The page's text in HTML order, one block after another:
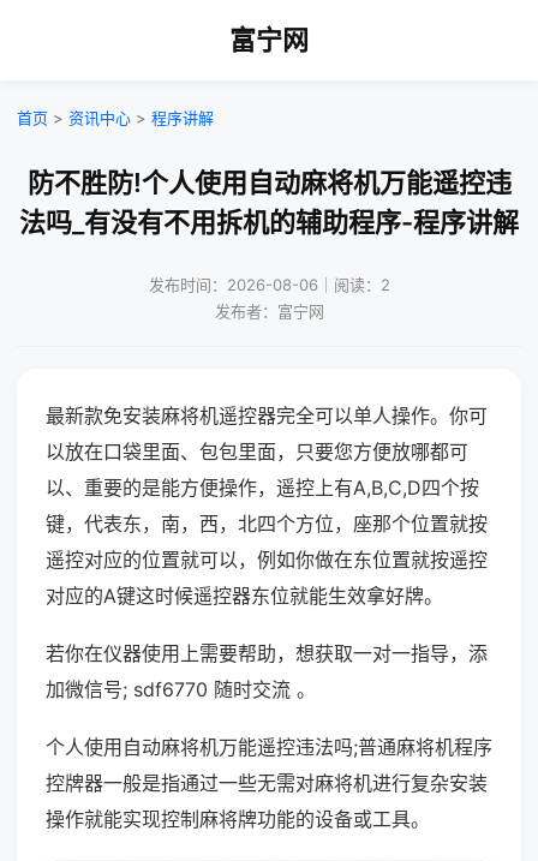
富宁网
首页 > 资讯中心 > 程序讲解
防不胜防!个人使用自动麻将机万能遥控违
法吗_有没有不用拆机的辅助程序-程序讲解
发布时间：2026-08-06｜阅读：2
发布者：富宁网
最新款免安装麻将机遥控器完全可以单人操作。你可
以放在口袋里面、包包里面，只要您方便放哪都可
以、重要的是能方便操作，遥控上有A,B,C,D四个按
键，代表东，南，西，北四个方位，座那个位置就按
遥控对应的位置就可以，例如你做在东位置就按遥控
对应的A键这时候遥控器东位就能生效拿好牌。
若你在仪器使用上需要帮助，想获取一对一指导，添
加微信号; sdf6770 随时交流 。
个人使用自动麻将机万能遥控违法吗;普通麻将机程序
控牌器一般是指通过一些无需对麻将机进行复杂安装
操作就能实现控制麻将牌功能的设备或工具。